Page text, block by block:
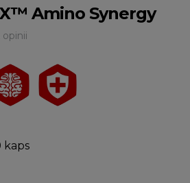
Amino Synergy
opinii
kaps